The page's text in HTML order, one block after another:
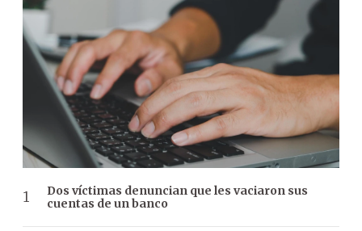
Dos víctimas denuncian que les vaciaron sus
cuentas de un banco